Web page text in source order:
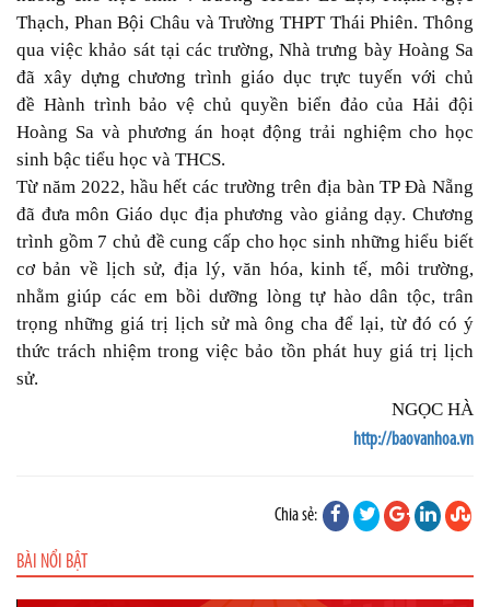
Thạch, Phan Bội Châu và Trường THPT Thái Phiên. Thông
qua việc khảo sát tại các trường, Nhà trưng bày Hoàng Sa
đã xây dựng chương trình giáo dục trực tuyến với chủ
đề Hành trình bảo vệ chủ quyền biển đảo của Hải đội
Hoàng Sa và phương án hoạt động trải nghiệm cho học
sinh bậc tiểu học và THCS.
Từ năm 2022, hầu hết các trường trên địa bàn TP Đà Nẵng
đã đưa môn Giáo dục địa phương vào giảng dạy. Chương
trình gồm 7 chủ đề cung cấp cho học sinh những hiểu biết
cơ bản về lịch sử, địa lý, văn hóa, kinh tế, môi trường,
nhằm giúp các em bồi dưỡng lòng tự hào dân tộc, trân
trọng những giá trị lịch sử mà ông cha để lại, từ đó có ý
thức trách nhiệm trong việc bảo tồn phát huy giá trị lịch
sử.
NGỌC HÀ
http://baovanhoa.vn
Chia sẻ:
BÀI NỔI BẬT